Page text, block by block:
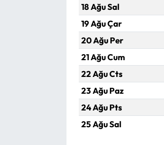
18 Ağu Sal
19 Ağu Çar
20 Ağu Per
21 Ağu Cum
22 Ağu Cts
23 Ağu Paz
24 Ağu Pts
25 Ağu Sal